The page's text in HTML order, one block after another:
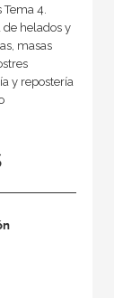
Tema 4.
de helados y
masas
y repostería